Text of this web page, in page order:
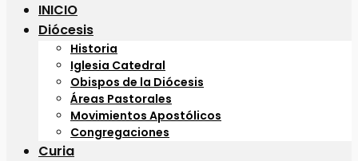
INICIO
Diócesis
Historia
Iglesia Catedral
Obispos de la Diócesis
Áreas Pastorales
Movimientos Apostólicos
Congregaciones
Curia